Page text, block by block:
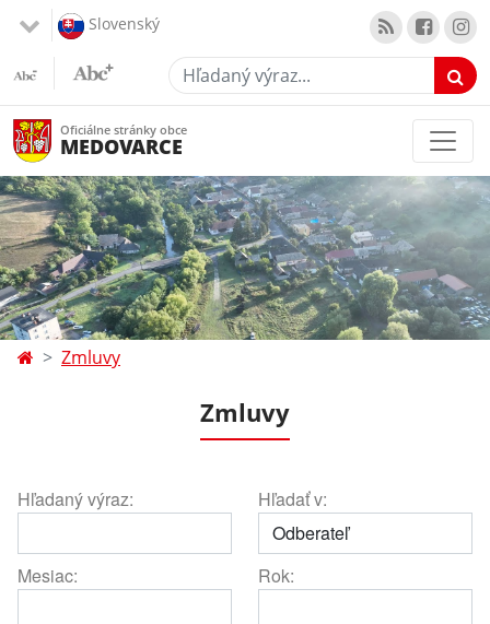
Slovenský
Hľadaný výraz...
Oficiálne stránky obce
MEDOVARCE
Zmluvy
Zmluvy
Hľadaný výraz: Hľadať v:
Mesiac: Rok: